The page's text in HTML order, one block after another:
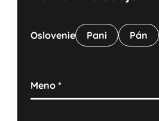
Oslovenie Pani Pán
Meno*